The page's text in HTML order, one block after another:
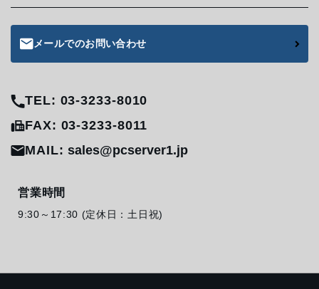
メールでのお問い合わせ
TEL: 03-3233-8010
FAX: 03-3233-8011
MAIL:sales@pcserver1.jp
営業時間
9:30～17:30 (定休日：土日祝)